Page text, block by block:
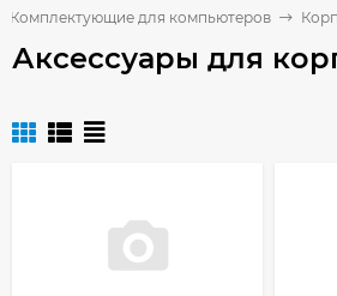
Комплектующие для компьютеров
Аксессуары для